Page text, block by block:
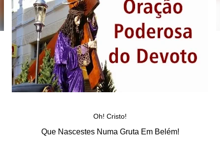
Oh! Cristo!
Que Nascestes Numa Gruta Em Belém!